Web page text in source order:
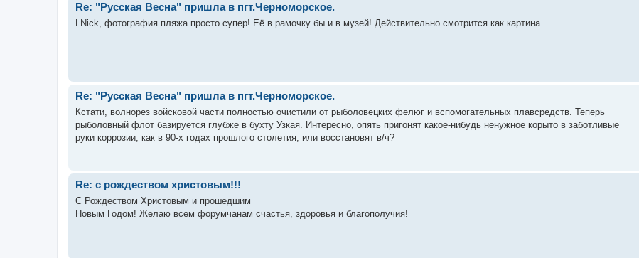
Re: "Русская Весна" пришла в пгт.Черноморское.
LNick, фотография пляжа просто супер! Её в рамочку бы и в музей! Действительно смотрится как картина.
Re: "Русская Весна" пришла в пгт.Черноморское.
Кстати, волнорез войсковой части полностью очистили от рыболовецких фелюг и вспомогательных плавсредств. Теперь
рыболовный флот базируется глубже в бухту Узкая. Интересно, опять пригонят какое-нибудь ненужное корыто в заботливые
руки коррозии, как в 90-х годах прошлого столетия, или восстановят в/ч?
Re: с рождеством христовым!!!
С Рождеством Христовым и прошедшим
Новым Годом! Желаю всем форумчанам счастья, здоровья и благополучия!